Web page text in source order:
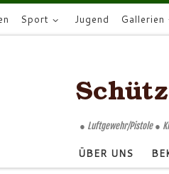
Sport Jugend Gallerien
● Luftgewehr/Pistole ●
ÜBER UNS